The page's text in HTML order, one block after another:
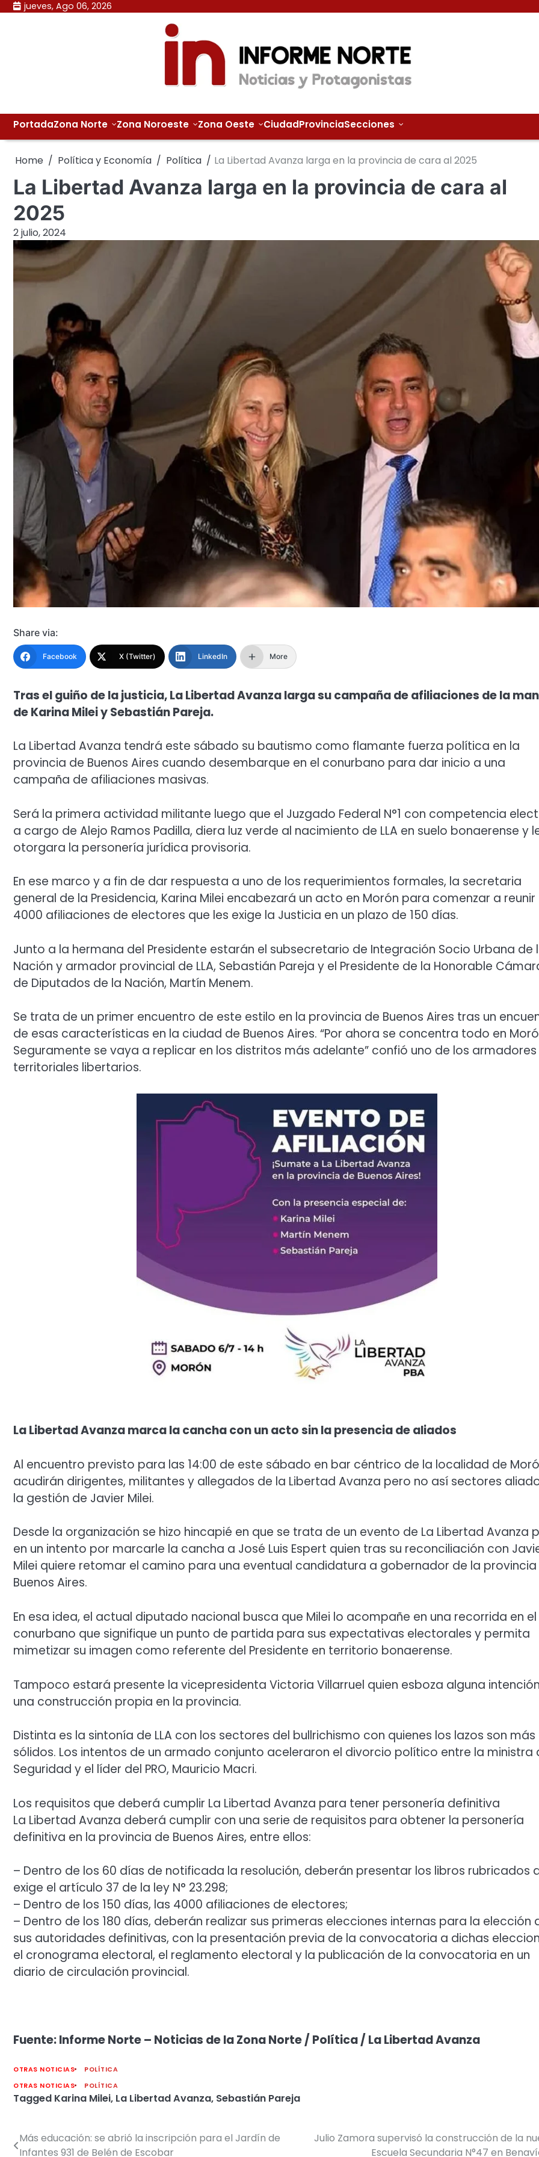
Skip jueves, Ago 06, 2026
PortadaZona Norte Zona Noroeste Zona Oeste CiudadProvinciaSecciones
Home Política y Economía Política La Libertad Avanza larga en la provincia de cara al 2025
La Libertad Avanza larga en la provincia de cara al
2025
2 julio, 2024
Share via:
Facebook X (Twitter) LinkedIn More
Tras el guiño de la justicia, La Libertad Avanza larga su campaña de afiliaciones de la
de Karina Milei y Sebastián Pareja.
La Libertad Avanza tendrá este sábado su bautismo como flamante fuerza política en la
provincia de Buenos Aires cuando desembarque en el conurbano para dar inicio a una
campaña de afiliaciones masivas.
Será la primera actividad militante luego que el Juzgado Federal N°1 con competencia
a cargo de Alejo Ramos Padilla, diera luz verde al nacimiento de LLA en suelo bonaerense y
otorgara la personería jurídica provisoria.
En ese marco y a fin de dar respuesta a uno de los requerimientos formales, la secretaria
general de la Presidencia, Karina Milei encabezará un acto en Morón para comenzar a reunir
4000 afiliaciones de electores que les exige la Justicia en un plazo de 150 días.
Junto a la hermana del Presidente estarán el subsecretario de Integración Socio Urbana de
Nación y armador provincial de LLA, Sebastián Pareja y el Presidente de la Honorable
de Diputados de la Nación, Martín Menem.
Se trata de un primer encuentro de este estilo en la provincia de Buenos Aires tras un
de esas características en la ciudad de Buenos Aires. “Por ahora se concentra todo en
Seguramente se vaya a replicar en los distritos más adelante” confió uno de los armadores
territoriales libertarios.
La Libertad Avanza marca la cancha con un acto sin la presencia de aliados
Al encuentro previsto para las 14:00 de este sábado en bar céntrico de la localidad de
acudirán dirigentes, militantes y allegados de la Libertad Avanza pero no así sectores
la gestión de Javier Milei.
Desde la organización se hizo hincapié en que se trata de un evento de La Libertad Avanza
en un intento por marcarle la cancha a José Luis Espert quien tras su reconciliación con
Milei quiere retomar el camino para una eventual candidatura a gobernador de la
Buenos Aires.
En esa idea, el actual diputado nacional busca que Milei lo acompañe en una recorrida en el
conurbano que signifique un punto de partida para sus expectativas electorales y permita
mimetizar su imagen como referente del Presidente en territorio bonaerense.
Tampoco estará presente la vicepresidenta Victoria Villarruel quien esboza alguna
una construcción propia en la provincia.
Distinta es la sintonía de LLA con los sectores del bullrichismo con quienes los lazos son más
sólidos. Los intentos de un armado conjunto aceleraron el divorcio político entre la ministra
Seguridad y el líder del PRO, Mauricio Macri.
Los requisitos que deberá cumplir La Libertad Avanza para tener personería definitiva
La Libertad Avanza deberá cumplir con una serie de requisitos para obtener la personería
definitiva en la provincia de Buenos Aires, entre ellos:
– Dentro de los 60 días de notificada la resolución, deberán presentar los libros rubricados
exige el artículo 37 de la ley N° 23.298;
– Dentro de los 150 días, las 4000 afiliaciones de electores;
– Dentro de los 180 días, deberán realizar sus primeras elecciones internas para la elección
sus autoridades definitivas, con la presentación previa de la convocatoria a dichas
el cronograma electoral, el reglamento electoral y la publicación de la convocatoria en un
diario de circulación provincial.
Fuente: Informe Norte – Noticias de la Zona Norte / Política / La Libertad Avanza
OTRAS NOTICIAS
POLÍTICA
OTRAS NOTICIAS
POLÍTICA
Tagged Karina Milei, La Libertad Avanza, Sebastián Pareja
Navegación
Más educación: se abrió la inscripción para el Jardín de
Infantes 931 de Belén de Escobar
Julio Zamora supervisó la construcción de la
Escuela Secundaria N°47 en